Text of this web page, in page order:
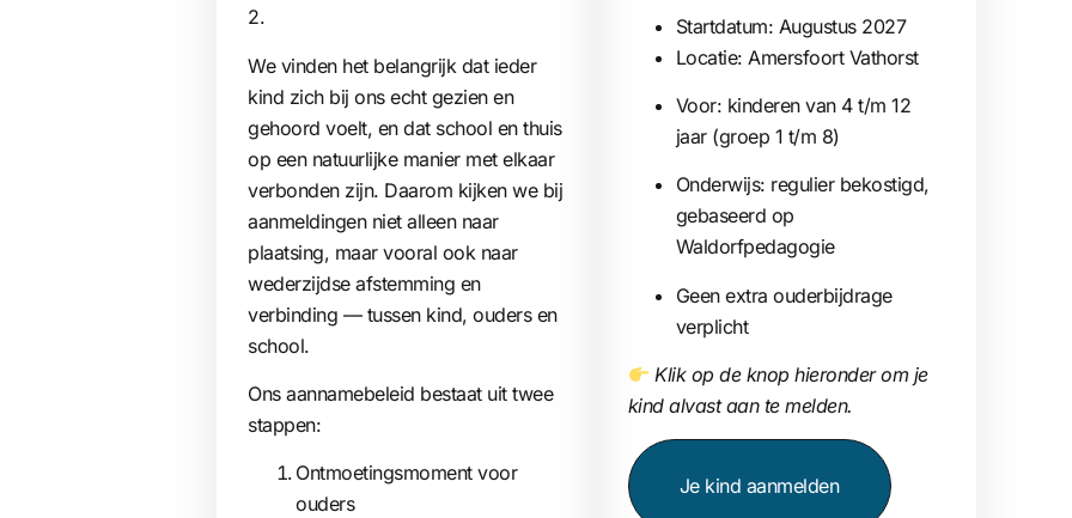
2.
We vinden het belangrijk dat ieder
kind zich bij ons echt gezien en
gehoord voelt, en dat school en thuis
op een natuurlijke manier met elkaar
verbonden zijn. Daarom kijken we bij
aanmeldingen niet alleen naar
plaatsing, maar vooral ook naar
wederzijdse afstemming en
verbinding — tussen kind, ouders en
school.
Ons aannamebeleid bestaat uit twee
stappen:
Ontmoetingsmoment voor
ouders
Startdatum: Augustus 2027
Locatie: Amersfoort Vathorst
Voor: kinderen van 4 t/m 12
jaar (groep 1 t/m 8)
Onderwijs: regulier bekostigd,
gebaseerd op
Waldorfpedagogie
Geen extra ouderbijdrage
verplicht
Klik op de knop hieronder om je
kind alvast aan te melden.
Je kind aanmelden